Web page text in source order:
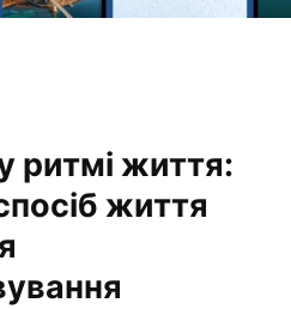
ритмі життя:
життя